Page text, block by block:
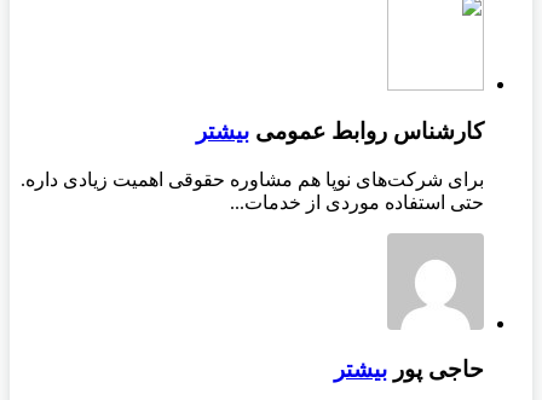
کارشناس روابط عمومی بیشتر
برای شرکت‌های نوپا هم مشاوره حقوقی اهمیت زیادی داره.
حتی استفاده موردی از خدمات...
حاجی پور بیشتر